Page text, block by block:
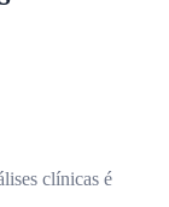
clínicas é